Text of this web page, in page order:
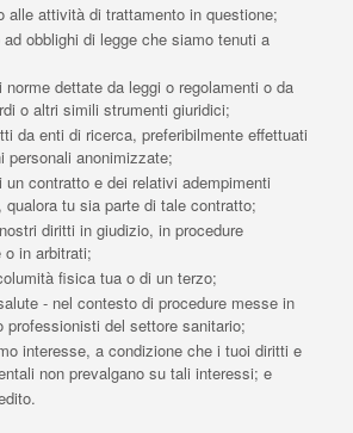
alle attività di trattamento in questione;
ad obblighi di legge che siamo tenuti a
norme dettate da leggi o regolamenti o da
o altri simili strumenti giuridici;
da enti di ricerca, preferibilmente effettuati
personali anonimizzate;
un contratto e dei relativi adempimenti
qualora tu sia parte di tale contratto;
diritti in giudizio, in procedure
in arbitrati;
fisica tua o di un terzo;
- nel contesto di procedure messe in
professionisti del settore sanitario;
interesse, a condizione che i tuoi diritti e
non prevalgano su tali interessi; e